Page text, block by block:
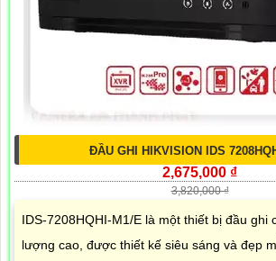
ĐẦU GHI HIKVISION IDS
2,675,000 ₫
3,820,000 ₫
IDS-7208HQHI-M1/E là một thiết bị đầu ghi
lượng cao, được thiết kế siêu sáng và đẹp